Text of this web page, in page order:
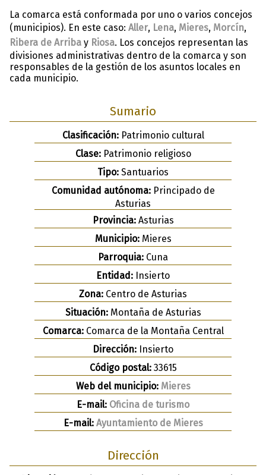
La comarca está conformada por uno o varios concejos
(municipios). En este caso: Aller, Lena, Mieres, Morcín,
Ribera de Arriba y Riosa. Los concejos representan las
divisiones administrativas dentro de la comarca y son
responsables de la gestión de los asuntos locales en
cada municipio.
Sumario
Clasificación:Patrimonio cultural
Clase:Patrimonio religioso
Tipo: Santuarios
Comunidad autónoma:Principado de
Asturias
Provincia:Asturias
Municipio:Mieres
Parroquia: Cuna
Entidad: Insierto
Zona: Centro de Asturias
Situación:Montaña de Asturias
Comarca:Comarca de la Montaña Central
Dirección: Insierto
Código postal:33615
Web del municipio: Mieres
E-mail: Oficina de turismo
E-mail: Ayuntamiento de Mieres
Dirección